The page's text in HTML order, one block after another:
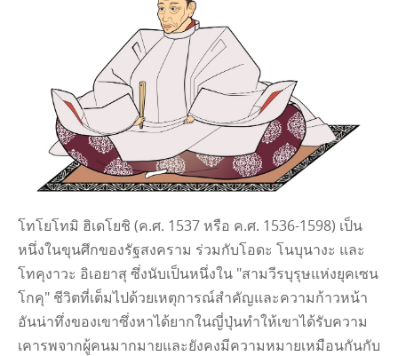
โทโยโทมิ ฮิเดโยชิ (ค.ศ. 1537 หรือ ค.ศ. 1536-1598) เป็น
หนึ่งในขุนศึกของรัฐสงคราม ร่วมกับโอดะ โนบุนางะ และ
โทคุงาวะ อิเอยาสุ ซึ่งนับเป็นหนึ่งใน "สามวีรบุรุษแห่งยุคเซน
โกคุ" ชีวิตที่เต็มไปด้วยเหตุการณ์สําคัญและความก้าวหน้า
อันน่าทึ่งของเขาซึ่งหาได้ยากในญี่ปุ่นทําให้เขาได้รับความ
เคารพจากผู้คนมากมายและยังคงมีความหมายเหมือนกันกับ